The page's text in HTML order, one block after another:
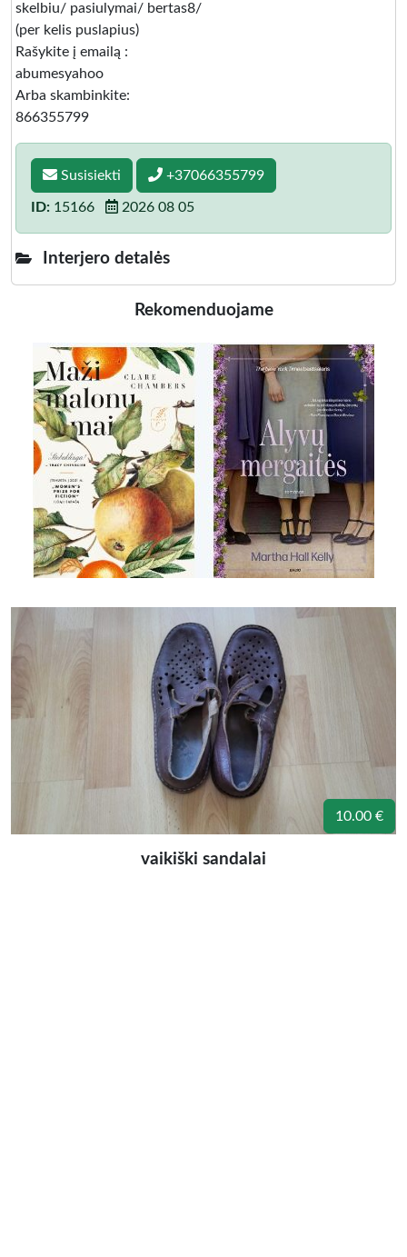
skelbiu/ pasiulymai/ bertas8/
(per kelis puslapius)
Rašykite į emailą :
abumesyahoo
Arba skambinkite:
866355799
Susisiekti +37066355799
ID: 15166 2026 08 05
Interjero detalės
Rekomenduojame
10.00 €
vaikiški sandalai